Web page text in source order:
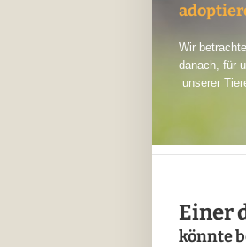
Wir
danach, für
unserer
Einer
könnte